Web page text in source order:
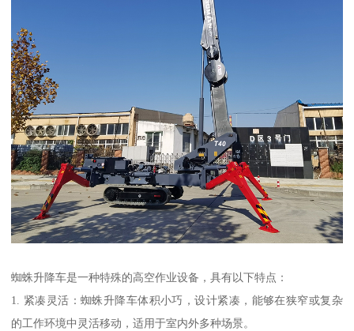
蜘蛛升降车是一种特殊的高空作业设备，具有以下特点：
1. 紧凑灵活：蜘蛛升降车体积小巧，设计紧凑，能够在狭窄或复杂
的工作环境中灵活移动，适用于室内外多种场景。